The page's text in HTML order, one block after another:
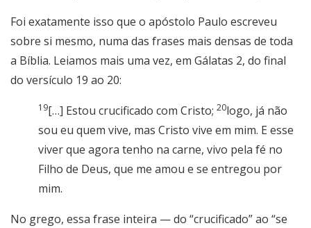
Foi exatamente isso que o apóstolo Paulo escreveu
sobre si mesmo, numa das frases mais densas de toda
a Bíblia. Leiamos mais uma vez, em Gálatas 2, do final
do versículo 19 ao 20:
19[…] Estou crucificado com Cristo; 20logo, já não
sou eu quem vive, mas Cristo vive em mim. E esse
viver que agora tenho na carne, vivo pela fé no
Filho de Deus, que me amou e se entregou por
mim.
No grego, essa frase inteira — do “crucificado” ao “se